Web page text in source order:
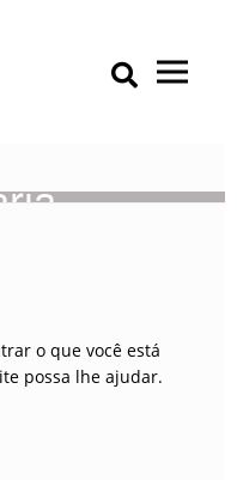
Primary Menu
o que você está
possa lhe ajudar.